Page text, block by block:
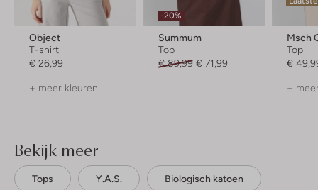
Object
T-shirt
€ 26,99
+ meer kleuren
-20%
Summum
Top
€ 89,99 € 71,99
Msch
Top
€
+
Bekijk meer
Tops Y.a.s. Biologisch katoen